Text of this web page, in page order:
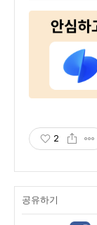
지
2
공유하기